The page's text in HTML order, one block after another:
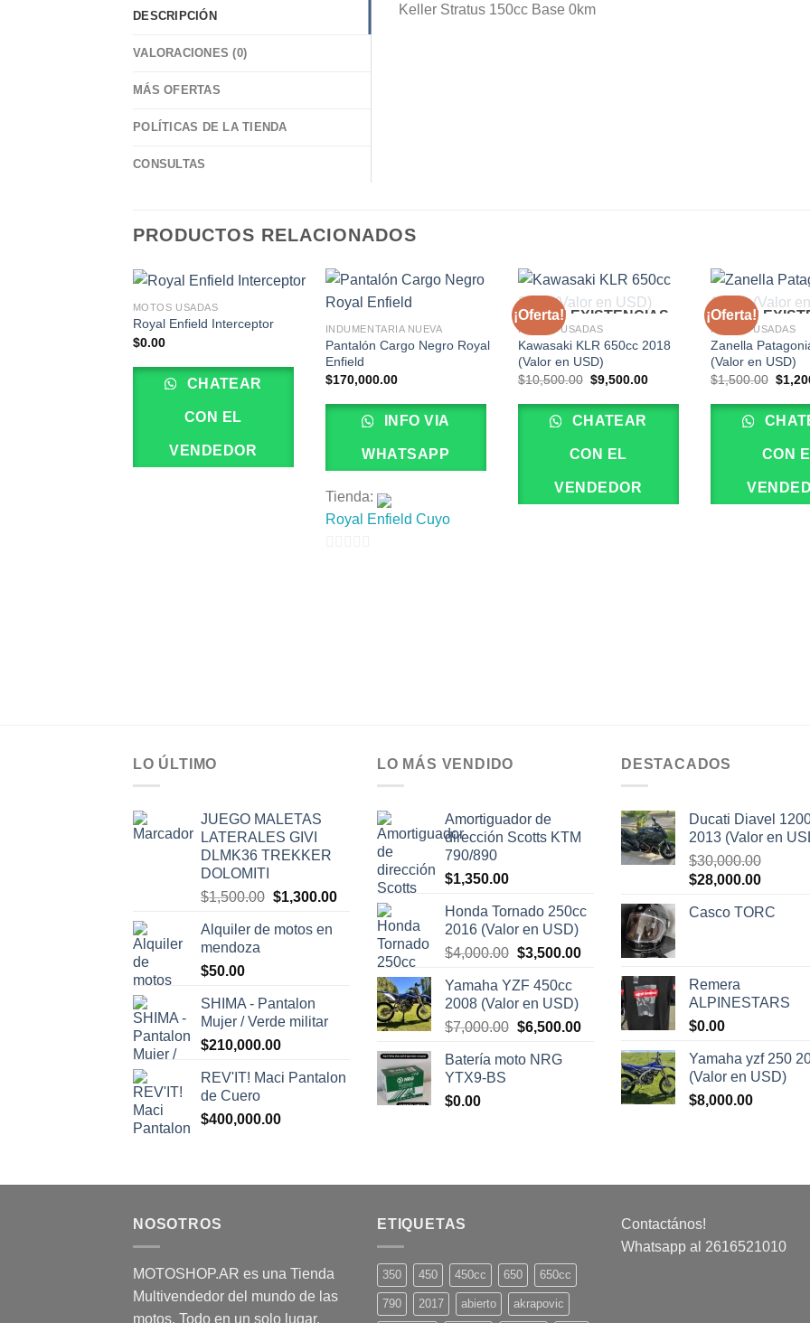
DESCRIPCIÓN
VALORACIONES (0)
MÁS OFERTAS
POLÍTICAS DE LA TIENDA
CONSULTAS
Keller Stratus 150cc Base 0km
PRODUCTOS RELACIONADOS
MOTOS USADAS
Royal Enfield Interceptor
$0.00
CHATEAR
CON EL
VENDEDOR
INDUMENTARIA NUEVA
Pantalón Cargo Negro Royal
Enfield
$170,000.00
INFO VIA
WHATSAPP
Tienda:
Royal Enfield Cuyo
¡Oferta!SIN EXISTENCIAS
MOTOS USADAS
Kawasaki KLR 650cc 2018
(Valor en USD)
$10,500.00 El
original
era:
$10,500.00.
$9,500.00El
actual
CHATEAR
CON EL
VENDEDOR
¡Oferta!
SIN
MOTOS USADAS
Zanella
(Valor en USD)
$1,500.00 El
era:
$
CON
LO ÚLTIMO
JUEGO MALETAS
LATERALES GIVI
DLMK36 TREKKER
DOLOMITI
$1,500.00 El
original
$1,300.00El
$1,300.00.
Alquiler de motos en
mendoza
$50.00
SHIMA - Pantalon
Mujer / Verde militar
$210,000.00
REV'IT! Maci Pantalon
de Cuero
$400,000.00
LO MÁS VENDIDO
Amortiguador de
dirección Scotts KTM
790/890
$1,350.00
Honda Tornado 250cc
2016 (Valor en USD)
$4,000.00 El
original
era:
$4,000.00.
$3,500.00El
$3,500.00.
Yamaha YZF 450cc
2008 (Valor en USD)
$7,000.00 El
original
$6,500.00El
$6,500.00.
Batería moto NRG
YTX9-BS
$0.00
DESTACADOS
Ducati Diavel
2013 (Valor en
$30,000.00
El
original
$28,000.00El
actual
Casco TORC
Remera
ALPINESTARS
$0.00
Yamaha yzf 250
(Valor en USD)
$8,000.00
NOSOTROS
MOTOSHOP.AR es una Tienda
Multivendedor del mundo de las
motos. Todo en un solo lugar.
ETIQUETAS
350 450 450cc 650 650cc
790 2017 abierto akrapovic
Contactános!
Whatsapp al 2616521010